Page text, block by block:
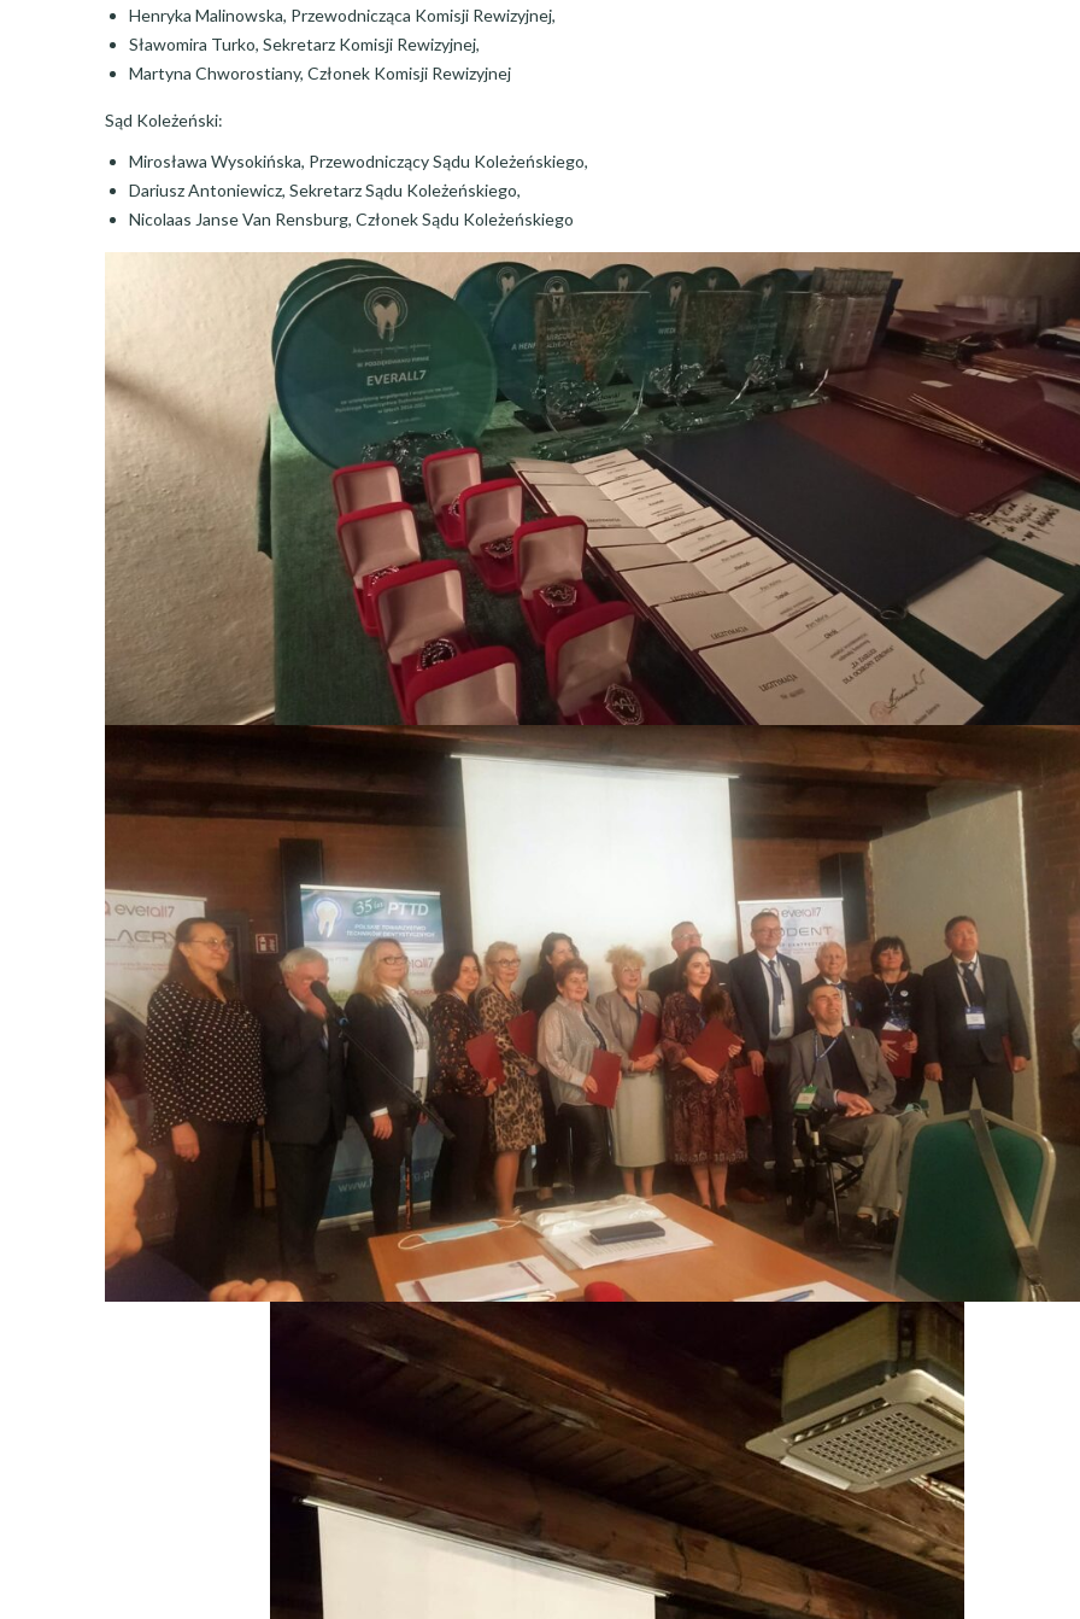
Henryka Malinowska, Przewodnicząca Komisji Rewizyjnej,
Sławomira Turko, Sekretarz Komisji Rewizyjnej,
Martyna Chworostiany, Członek Komisji Rewizyjnej
Sąd Koleżeński:
Mirosława Wysokińska, Przewodniczący Sądu Koleżeńskiego,
Dariusz Antoniewicz, Sekretarz Sądu Koleżeńskiego,
Nicolaas Janse Van Rensburg, Członek Sądu Koleżeńskiego